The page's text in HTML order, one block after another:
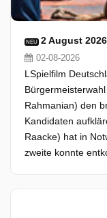
NEU 2 August 2026
02-08-2026
LSpielfilm
Rahmanian) den
Kandidaten
Raacke) hat in
zweite konnte